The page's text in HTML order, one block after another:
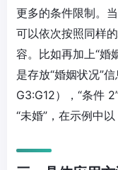
更多的条件限制。
可以依次按照同样
容。比如再加上“婚
是存放“婚姻状况”
G3:G12），“条件
“未婚”，在示例中